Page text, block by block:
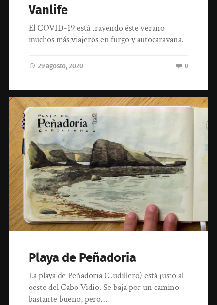
Vanlife
El COVID-19 está trayendo éste verano
muchos más viajeros en furgo y autocaravana.
29 agosto, 2020 0
Playa de Peñadoria
La playa de Peñadoria (Cudillero) está justo al
oeste del Cabo Vidio. Se baja por un camino
bastante bueno, pero…